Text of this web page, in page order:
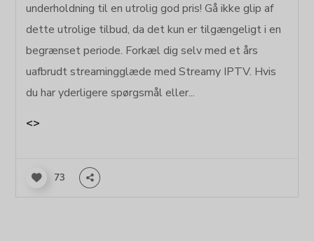
underholdning til en utrolig god pris! Gå ikke glip af
dette utrolige tilbud, da det kun er tilgængeligt i en
begrænset periode. Forkæl dig selv med et års
uafbrudt streamingglæde med Streamy IPTV. Hvis
du har yderligere spørgsmål eller...
<>
73